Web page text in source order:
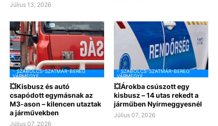
Július 13, 2026
- SZABOLCS-SZATMÁR-BEREG
VÁRMEGYE
💥Kisbusz és autó
csapódott egymásnak az
M3-ason – kilencen utaztak
a járművekben
Július 07, 2026
- SZABOLCS-SZATMÁR-BEREG
VÁRMEGYE
💥Árokba csúszott egy
kisbusz – 14 utas rekedt a
járműben Nyírmeggyesnél
Július 07, 2026